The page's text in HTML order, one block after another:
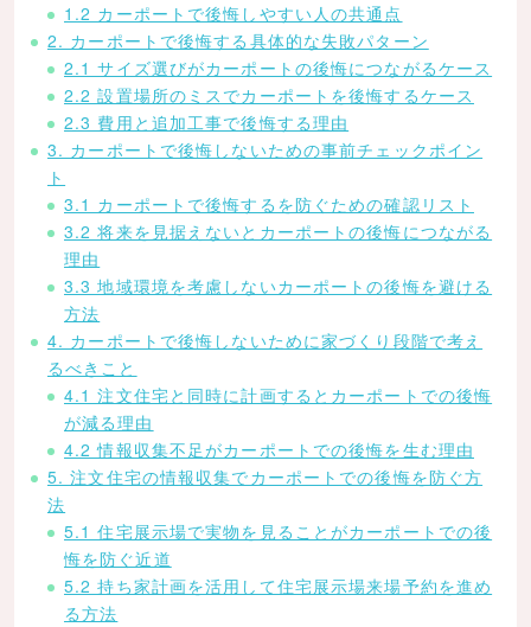
1.2 カーポートで後悔しやすい人の共通点
2. カーポートで後悔する具体的な失敗パターン
2.1 サイズ選びがカーポートの後悔につながるケース
2.2 設置場所のミスでカーポートを後悔するケース
2.3 費用と追加工事で後悔する理由
3. カーポートで後悔しないための事前チェックポイン
ト
3.1 カーポートで後悔するを防ぐための確認リスト
3.2 将来を見据えないとカーポートの後悔につながる
理由
3.3 地域環境を考慮しないカーポートの後悔を避ける
方法
4. カーポートで後悔しないために家づくり段階で考え
るべきこと
4.1 注文住宅と同時に計画するとカーポートでの後悔
が減る理由
4.2 情報収集不足がカーポートでの後悔を生む理由
5. 注文住宅の情報収集でカーポートでの後悔を防ぐ方
法
5.1 住宅展示場で実物を見ることがカーポートでの後
悔を防ぐ近道
5.2 持ち家計画を活用して住宅展示場来場予約を進め
る方法